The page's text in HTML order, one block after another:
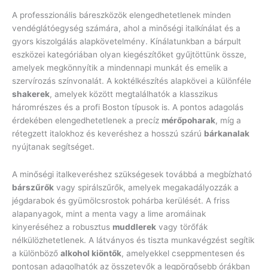
A professzionális báreszközök elengedhetetlenek minden
vendéglátóegység számára, ahol a minőségi italkínálat és a
gyors kiszolgálás alapkövetelmény. Kínálatunkban a bárpult
eszközei kategóriában olyan kiegészítőket gyűjtöttünk össze,
amelyek megkönnyítik a mindennapi munkát és emelik a
szervírozás színvonalát. A koktélkészítés alapkövei a különféle
shakerek, amelyek között megtalálhatók a klasszikus
háromrészes és a profi Boston típusok is. A pontos adagolás
érdekében elengedhetetlenek a precíz mérőpoharak, míg a
rétegzett italokhoz és keveréshez a hosszú szárú bárkanalak
nyújtanak segítséget.
A minőségi italkeveréshez szükségesek továbbá a megbízható
bárszűrők vagy spirálszűrők, amelyek megakadályozzák a
jégdarabok és gyümölcsrostok pohárba kerülését. A friss
alapanyagok, mint a menta vagy a lime aromáinak
kinyeréséhez a robusztus muddlerek vagy törőfák
nélkülözhetetlenek. A látványos és tiszta munkavégzést segítik
a különböző alkohol kiöntők, amelyekkel cseppmentesen és
pontosan adagolhatók az összetevők a legpörgősebb órákban